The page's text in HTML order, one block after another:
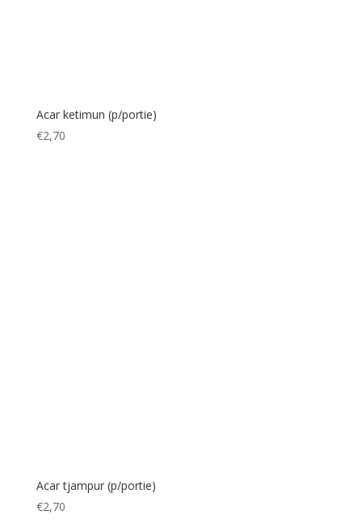
Acar ketimun (p/portie)
€2,70
Acar tjampur (p/portie)
€2,70